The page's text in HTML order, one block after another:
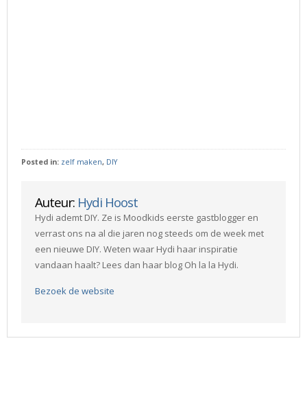
Posted in: zelf maken, DIY
Auteur: Hydi Hoost
Hydi ademt DIY. Ze is Moodkids eerste gastblogger en
verrast ons na al die jaren nog steeds om de week met
een nieuwe DIY. Weten waar Hydi haar inspiratie
vandaan haalt? Lees dan haar blog Oh la la Hydi.
Bezoek de website